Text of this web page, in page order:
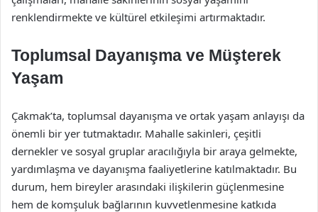
renklendirmekte ve kültürel etkileşimi artırmaktadır.
Toplumsal Dayanışma ve Müşterek
Yaşam
Çakmak’ta, toplumsal dayanışma ve ortak yaşam anlayışı da
önemli bir yer tutmaktadır. Mahalle sakinleri, çeşitli
dernekler ve sosyal gruplar aracılığıyla bir araya gelmekte,
yardımlaşma ve dayanışma faaliyetlerine katılmaktadır. Bu
durum, hem bireyler arasındaki ilişkilerin güçlenmesine
hem de komşuluk bağlarının kuvvetlenmesine katkıda